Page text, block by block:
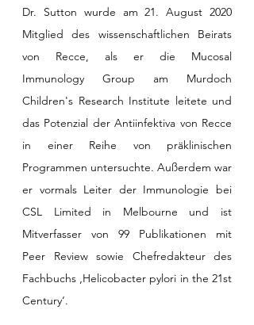
Dr. Sutton wurde am 21. August 2020
Mitglied des wissenschaftlichen Beirats
von Recce, als er die Mucosal
Immunology Group am Murdoch
Children's Research Institute leitete und
das Potenzial der Antiinfektiva von Recce
in einer Reihe von präklinischen
Programmen untersuchte. Außerdem war
er vormals Leiter der Immunologie bei
CSL Limited in Melbourne und ist
Mitverfasser von 99 Publikationen mit
Peer Review sowie Chefredakteur des
Fachbuchs ‚Helicobacter pylori in the 21st
Century‘.